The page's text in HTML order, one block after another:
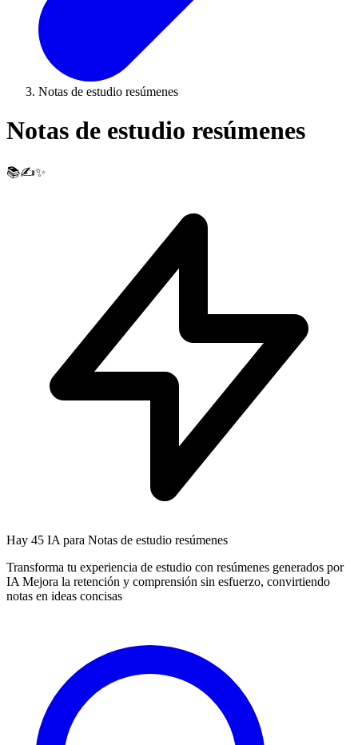
Notas de estudio resúmenes
Notas de estudio resúmenes
📚✍️✨
Hay 45 IA para Notas de estudio resúmenes
Transforma tu experiencia de estudio con resúmenes generados por
IA Mejora la retención y comprensión sin esfuerzo, convirtiendo
notas en ideas concisas